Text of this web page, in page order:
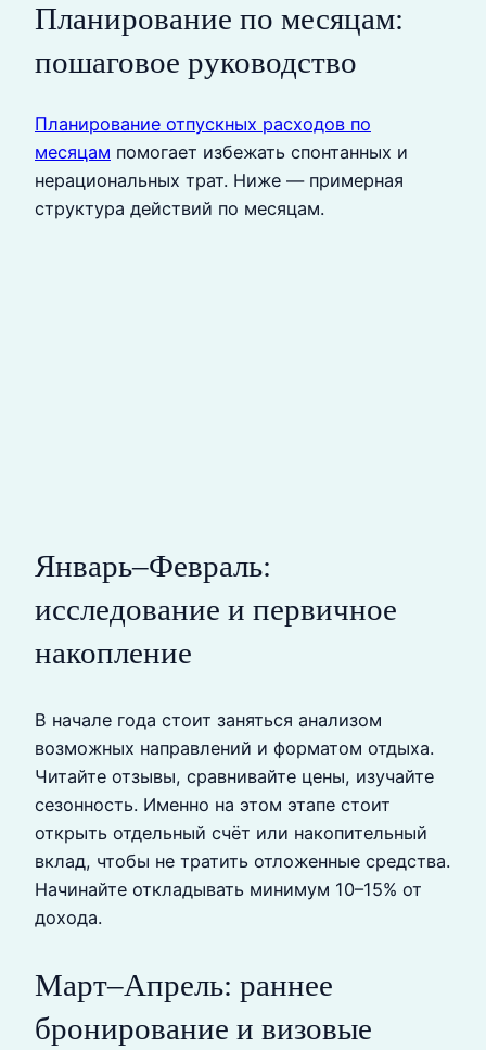
Планирование по месяцам:
пошаговое руководство
Планирование отпускных расходов по
месяцам помогает избежать спонтанных и
нерациональных трат. Ниже — примерная
структура действий по месяцам.
Январь–Февраль:
исследование и первичное
накопление
В начале года стоит заняться анализом
возможных направлений и форматом отдыха.
Читайте отзывы, сравнивайте цены, изучайте
сезонность. Именно на этом этапе стоит
открыть отдельный счёт или накопительный
вклад, чтобы не тратить отложенные средства.
Начинайте откладывать минимум 10–15% от
дохода.
Март–Апрель: раннее
бронирование и визовые